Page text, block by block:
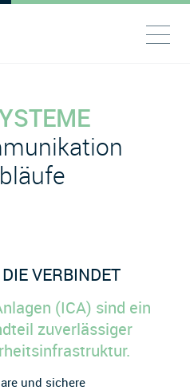
VERBINDET
(ICA) sind ein
zuverlässiger
und sichere